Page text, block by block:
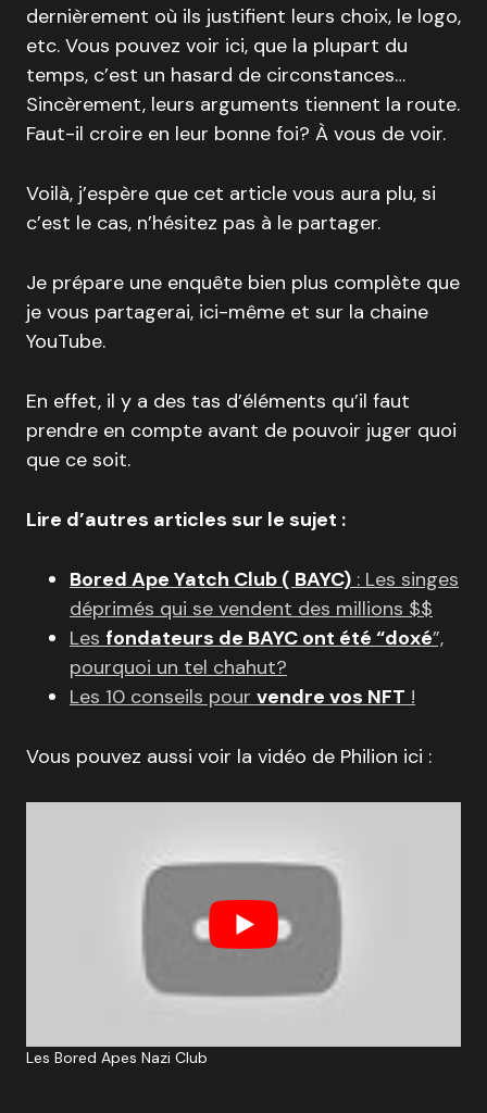
dernièrement où ils justifient leurs choix, le logo,
etc. Vous pouvez voir ici, que la plupart du
temps, c’est un hasard de circonstances…
Sincèrement, leurs arguments tiennent la route.
Faut-il croire en leur bonne foi? À vous de voir.
Voilà, j’espère que cet article vous aura plu, si
c’est le cas, n’hésitez pas à le partager.
Je prépare une enquête bien plus complète que
je vous partagerai, ici-même et sur la chaine
YouTube.
En effet, il y a des tas d’éléments qu’il faut
prendre en compte avant de pouvoir juger quoi
que ce soit.
Lire d’autres articles sur le sujet :
Bored Ape Yatch Club ( BAYC) : Les singes
déprimés qui se vendent des millions $$
Les fondateurs de BAYC ont été “doxé”,
pourquoi un tel chahut?
Les 10 conseils pour vendre vos NFT !
Vous pouvez aussi voir la vidéo de Philion ici :
Les Bored Apes Nazi Club